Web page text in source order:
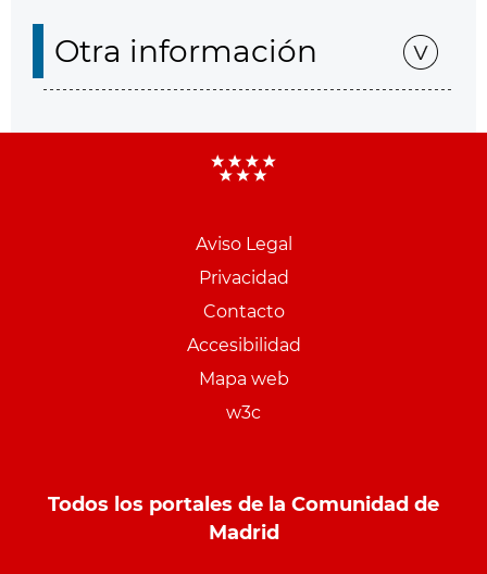
Otra información
Aviso Legal
Privacidad
Contacto
Accesibilidad
Mapa web
w3c
Todos los portales de la Comunidad de
Madrid